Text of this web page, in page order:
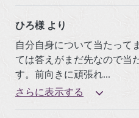
ひろ様 より
自分自身について当たって
ては答えがまだ先なので当
す。前向きに頑張れ...
さらに表示する